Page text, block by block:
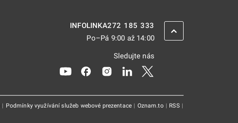
INFOLINKA272 185 333
Po–Pá 9:00 až 14:00
Sledujte nás
Odkaz se otevře na nové kartě
Odkaz se otevře na nové kartě
Odkaz se otevře na nové kartě
Odkaz se otevře na nové
| Podmínky využívání služeb webové prezentace | Oznam.to | RSS |
ZPĚT NAHORU